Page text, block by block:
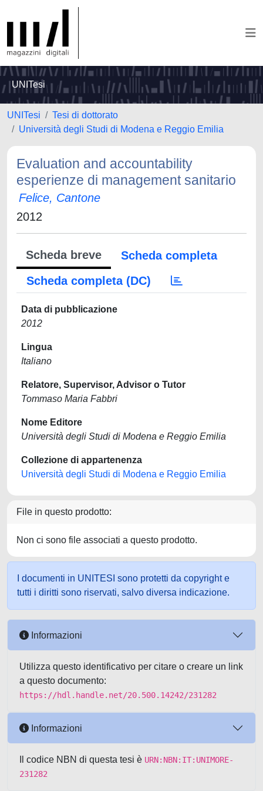
UNITesi
UNITesi
Tesi di dottorato
Università degli Studi di Modena e Reggio Emilia
Evaluation and accountability
esperienze di management sanitario
Felice, Cantone
2012
Scheda breve
Scheda completa
Scheda completa (DC)
Data di pubblicazione
2012
Lingua
Italiano
Relatore, Supervisor, Advisor o Tutor
Tommaso Maria Fabbri
Nome Editore
Università degli Studi di Modena e Reggio Emilia
Collezione di appartenenza
Università degli Studi di Modena e Reggio Emilia
File in questo prodotto:
Non ci sono file associati a questo prodotto.
I documenti in UNITESI sono protetti da copyright e
tutti i diritti sono riservati, salvo diversa indicazione.
Informazioni
Utilizza questo identificativo per citare o creare un link
a questo documento:
https://hdl.handle.net/20.500.14242/231282
Informazioni
Il codice NBN di questa tesi è URN:NBN:IT:UNIMORE-
231282